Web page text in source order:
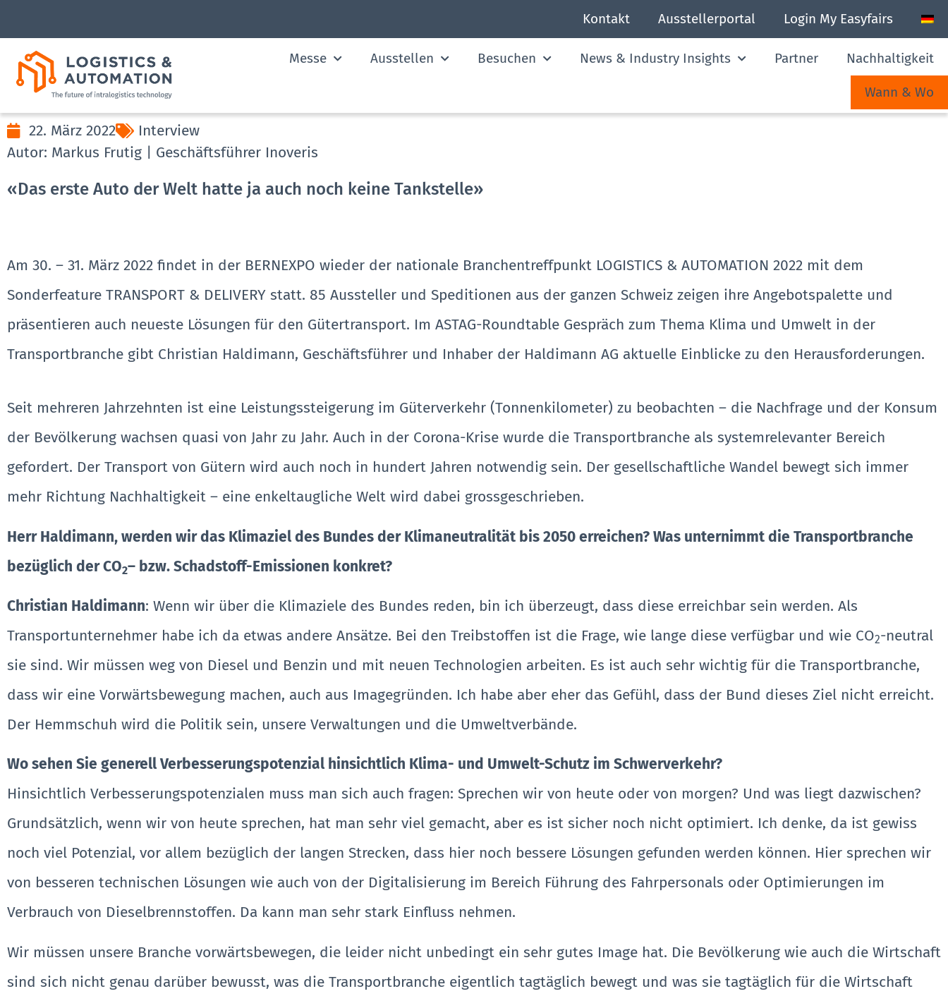
Kontakt Ausstellerportal Login My Easyfairs
Messe Ausstellen Besuchen News & Industry Insights Partner Nachhaltigkeit
Wann & Wo
22. März 2022
Interview
Autor: Markus Frutig | Geschäftsführer Inoveris
«Das erste Auto der Welt hatte ja auch noch keine Tankstelle»
Am 30. – 31. März 2022 findet in der BERNEXPO wieder der nationale Branchentreffpunkt LOGISTICS & AUTOMATION 2022 mit dem
Sonderfeature TRANSPORT & DELIVERY statt. 85 Aussteller und Speditionen aus der ganzen Schweiz zeigen ihre Angebotspalette und
präsentieren auch neueste Lösungen für den Gütertransport. Im ASTAG-Roundtable Gespräch zum Thema Klima und Umwelt in der
Transportbranche gibt Christian Haldimann, Geschäftsführer und Inhaber der Haldimann AG aktuelle Einblicke zu den Herausforderungen.
Seit mehreren Jahrzehnten ist eine Leistungssteigerung im Güterverkehr (Tonnenkilometer) zu beobachten – die Nachfrage und der Konsum
der Bevölkerung wachsen quasi von Jahr zu Jahr. Auch in der Corona-Krise wurde die Transportbranche als systemrelevanter Bereich
gefordert. Der Transport von Gütern wird auch noch in hundert Jahren notwendig sein. Der gesellschaftliche Wandel bewegt sich immer
mehr Richtung Nachhaltigkeit – eine enkeltaugliche Welt wird dabei grossgeschrieben.
HerrHaldimann, werden wir das Klimaziel des Bundes der Klimaneutralität bis 2050 erreichen? Was unternimmt die Transportbranche
bezüglich der CO2– bzw. Schadstoff-Emissionen konkret?
Christian Haldimann: Wenn wir über die Klimaziele des Bundes reden, bin ich überzeugt, dass diese erreichbar sein werden. Als
Transportunternehmer habe ich da etwas andere Ansätze. Bei den Treibstoffen ist die Frage, wie lange diese verfügbar und wie CO2-neutral
sie sind. Wir müssen weg von Diesel und Benzin und mit neuen Technologien arbeiten. Es ist auch sehr wichtig für die Transportbranche,
dass wir eine Vorwärtsbewegung machen, auch aus Imagegründen. Ich habe aber eher das Gefühl, dass der Bund dieses Ziel nicht erreicht.
Der Hemmschuh wird die Politik sein, unsere Verwaltungen und die Umweltverbände.
Wo sehen Sie generell Verbesserungspotenzial hinsichtlich Klima- und Umwelt-Schutz im Schwerverkehr?
Hinsichtlich Verbesserungspotenzialen muss man sich auch fragen: Sprechen wir von heute oder von morgen? Und was liegt dazwischen?
Grundsätzlich, wenn wir von heute sprechen, hat man sehr viel gemacht, aber es ist sicher noch nicht optimiert. Ich denke, da ist gewiss
noch viel Potenzial, vor allem bezüglich der langen Strecken, dass hier noch bessere Lösungen gefunden werden können. Hier sprechen wir
von besseren technischen Lösungen wie auch von der Digitalisierung im Bereich Führung des Fahrpersonals oder Optimierungen im
Verbrauch von Dieselbrennstoffen. Da kann man sehr stark Einfluss nehmen.
Wir müssen unsere Branche vorwärtsbewegen, die leider nicht unbedingt ein sehr gutes Image hat. Die Bevölkerung wie auch die Wirtschaft
sind sich nicht genau darüber bewusst, was die Transportbranche eigentlich tagtäglich bewegt und was sie tagtäglich für die Wirtschaft